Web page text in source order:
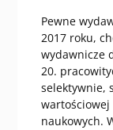
Pewne
2017 roku,
wydawnicze
20.
selektywnie,
naukowych.